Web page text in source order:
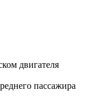
двигателя
пассажира